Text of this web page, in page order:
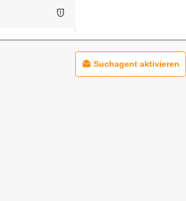
Suchagent aktivieren